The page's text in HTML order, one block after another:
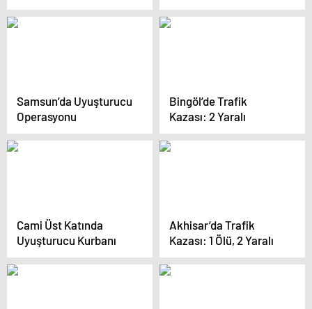
Yakalandı
Samsun’da Uyuşturucu
Operasyonu
Bingöl’de Trafik
Kazası: 2 Yaralı
Cami Üst Katında
Uyuşturucu Kurbanı
Akhisar’da Trafik
Kazası: 1 Ölü, 2 Yaralı